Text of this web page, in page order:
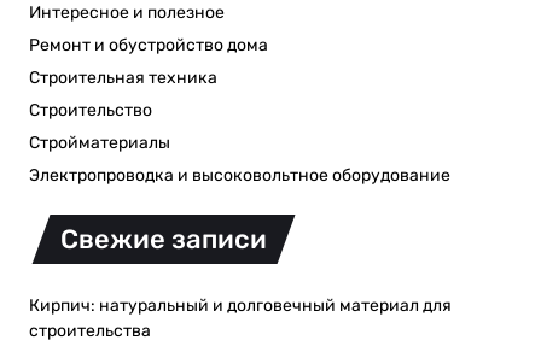
Интересное и полезное
Ремонт и обустройство дома
Строительная техника
Строительство
Стройматериалы
Электропроводка и высоковольтное оборудование
Свежие записи
Кирпич: натуральный и долговечный материал для
строительства